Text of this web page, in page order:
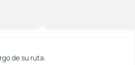
de su ruta.